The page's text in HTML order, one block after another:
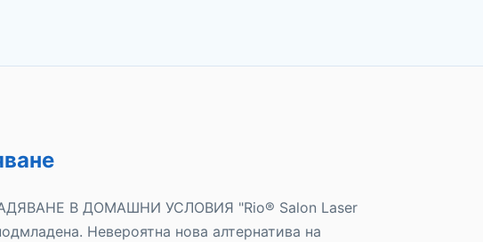
В ДОМАШНИ УСЛОВИЯ "Rio® Salon Laser
Невероятна нова алтернатива на